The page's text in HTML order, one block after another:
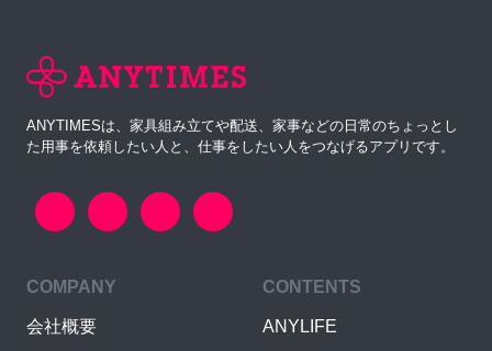
ANYTIMESは、家具組み立てや配送、家事などの日常のちょっとし
た用事を依頼したい人と、仕事をしたい人をつなげるアプリです。
COMPANY
会社概要
CONTENTS
ANYLIFE